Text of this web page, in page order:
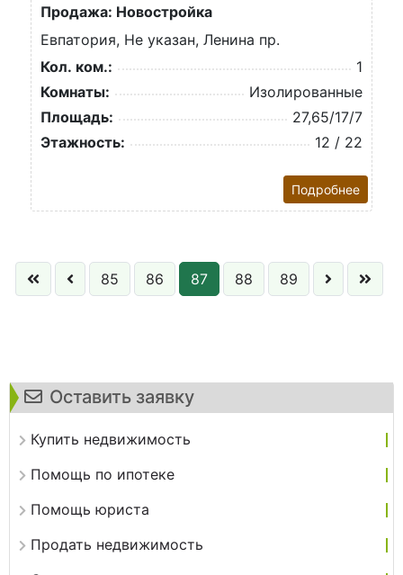
Оставить заявку
Купить недвижимость
Помощь по ипотеке
Помощь юриста
Продать недвижимость
Продажа: Новостройка
Евпатория, Не указан, Ленина пр.
Кол. ком.:
1
Комнаты:
Изолированные
Площадь:
27,65/17/7
Этажность:
12 / 22
Подробнее
85 86 87 88 89